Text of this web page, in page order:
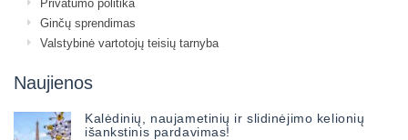
Ginčų sprendimas
Valstybinė vartotojų teisių tarnyba
Naujienos
Kalėdinių, naujametinių ir slidinėjimo kelionių
išankstinis pardavimas!